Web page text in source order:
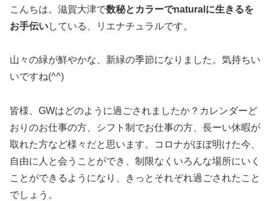
こんちは。滋賀大津で数秘とカラーでnaturalに生きるを
お手伝いしている、リエナチュラルです。
山々の緑が鮮やかな、新緑の季節になりました。気持ちい
いですね(^^)
皆様、GWはどのように過ごされましたか？カレンダーど
おりのお仕事の方、シフト制でお仕事の方、長ーい休暇が
取れた方など様々だと思います。コロナがほぼ明けた今、
自由に人と会うことができ、制限なくいろんな場所にいく
ことができるようになり、きっとそれぞれ過ごされたこと
でしょう。